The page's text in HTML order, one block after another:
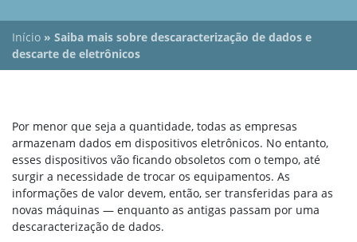
Início » Saiba mais sobre descaracterização de dados e
descarte de eletrônicos
Por menor que seja a quantidade, todas as empresas
armazenam dados em dispositivos eletrônicos. No entanto,
esses dispositivos vão ficando obsoletos com o tempo, até
surgir a necessidade de trocar os equipamentos. As
informações de valor devem, então, ser transferidas para as
novas máquinas — enquanto as antigas passam por uma
descaracterização de dados.